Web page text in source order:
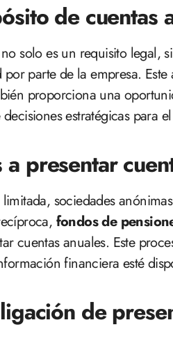
de cuentas
solo es un requisito legal,
parte de la empresa.
proporciona una
estratégicas para
presentar
sociedades
fondos de
cuentas anuales. Este
financiera esté
de